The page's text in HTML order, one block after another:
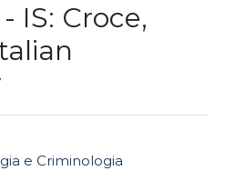
IS: Croce,
e Criminologia